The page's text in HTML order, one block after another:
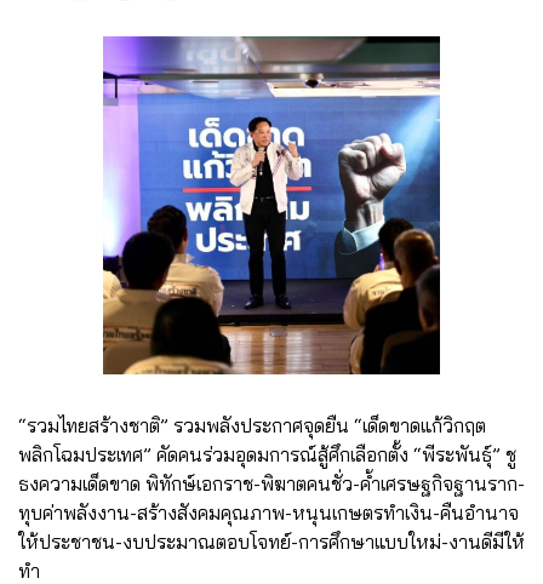
“รวมไทยสร้างชาติ” รวมพลังประกาศจุดยืน “เด็ดขาดแก้วิกฤต
พลิกโฉมประเทศ” คัดคนร่วมอุดมการณ์สู้ศึกเลือกตั้ง “พีระพันธุ์” ชู
ธงความเด็ดขาด พิทักษ์เอกราช-พิฆาตคนชั่ว-ค้ำเศรษฐกิจฐานราก-
ทุบค่าพลังงาน-สร้างสังคมคุณภาพ-หนุนเกษตรทำเงิน-คืนอำนาจ
ให้ประชาชน-งบประมาณตอบโจทย์-การศึกษาแบบใหม่-งานดีมีให้
ทำ